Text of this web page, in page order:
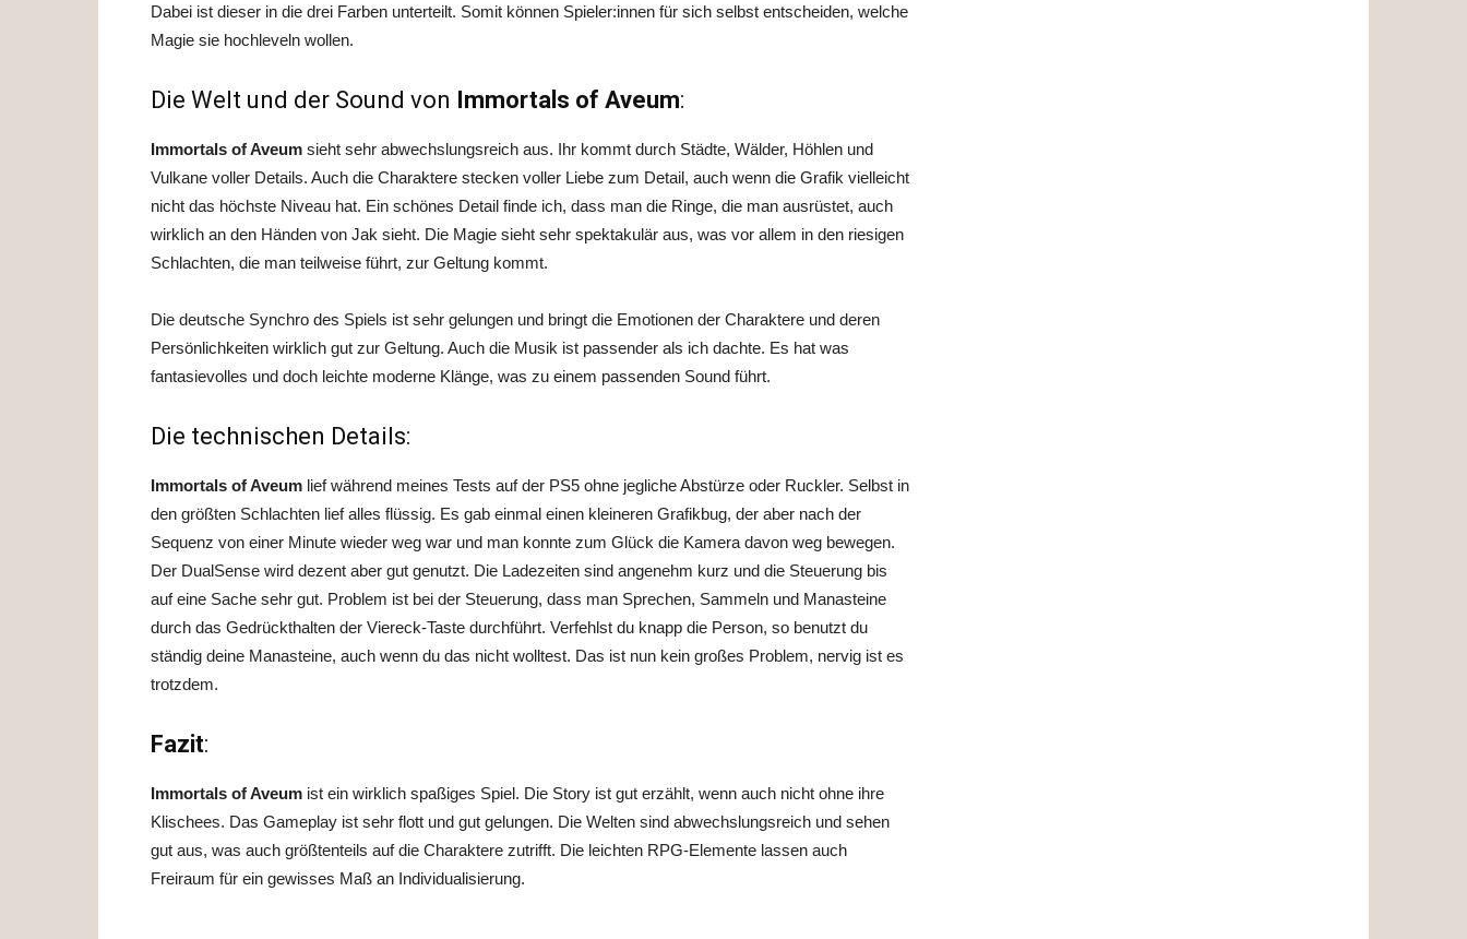
Dabei ist dieser in die drei Farben unterteilt. Somit können Spieler:innen für sich selbst entscheiden, welche
Magie sie hochleveln wollen.
Die Welt und der Sound von Immortals of Aveum:
Immortals of Aveum sieht sehr abwechslungsreich aus. Ihr kommt durch Städte, Wälder, Höhlen und
Vulkane voller Details. Auch die Charaktere stecken voller Liebe zum Detail, auch wenn die Grafik vielleicht
nicht das höchste Niveau hat. Ein schönes Detail finde ich, dass man die Ringe, die man ausrüstet, auch
wirklich an den Händen von Jak sieht. Die Magie sieht sehr spektakulär aus, was vor allem in den riesigen
Schlachten, die man teilweise führt, zur Geltung kommt.
Die deutsche Synchro des Spiels ist sehr gelungen und bringt die Emotionen der Charaktere und deren
Persönlichkeiten wirklich gut zur Geltung. Auch die Musik ist passender als ich dachte. Es hat was
fantasievolles und doch leichte moderne Klänge, was zu einem passenden Sound führt.
Die technischen Details:
Immortals of Aveum lief während meines Tests auf der PS5 ohne jegliche Abstürze oder Ruckler. Selbst in
den größten Schlachten lief alles flüssig. Es gab einmal einen kleineren Grafikbug, der aber nach der
Sequenz von einer Minute wieder weg war und man konnte zum Glück die Kamera davon weg bewegen.
Der DualSense wird dezent aber gut genutzt. Die Ladezeiten sind angenehm kurz und die Steuerung bis
auf eine Sache sehr gut. Problem ist bei der Steuerung, dass man Sprechen, Sammeln und Manasteine
durch das Gedrückthalten der Viereck-Taste durchführt. Verfehlst du knapp die Person, so benutzt du
ständig deine Manasteine, auch wenn du das nicht wolltest. Das ist nun kein großes Problem, nervig ist es
trotzdem.
Fazit:
Immortals of Aveum ist ein wirklich spaßiges Spiel. Die Story ist gut erzählt, wenn auch nicht ohne ihre
Klischees. Das Gameplay ist sehr flott und gut gelungen. Die Welten sind abwechslungsreich und sehen
gut aus, was auch größtenteils auf die Charaktere zutrifft. Die leichten RPG-Elemente lassen auch
Freiraum für ein gewisses Maß an Individualisierung.